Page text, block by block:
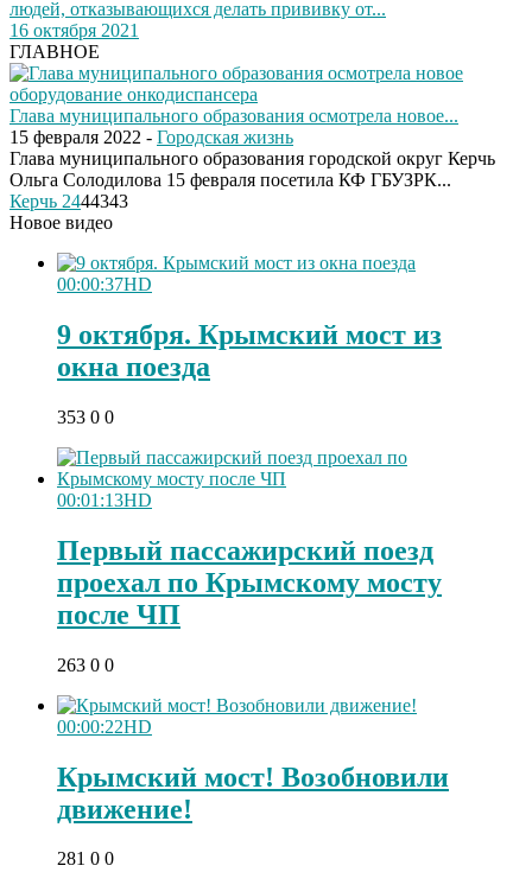
людей, отказывающихся делать прививку от...
16 октября 2021
ГЛАВНОЕ
Глава муниципального образования осмотрела новое...
15 февраля 2022 - Городская жизнь
Глава муниципального образования городской округ Керчь
Ольга Солодилова 15 февраля посетила КФ ГБУЗРК...
Керчь 2444343
Новое видео
00:00:37HD
9 октября. Крымский мост из
окна поезда
353 0 0
00:01:13HD
Первый пассажирский поезд
проехал по Крымскому мосту
после ЧП
263 0 0
00:00:22HD
Крымский мост! Возобновили
движение!
281 0 0